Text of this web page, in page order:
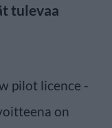
tulevaa
pilot licence -
on